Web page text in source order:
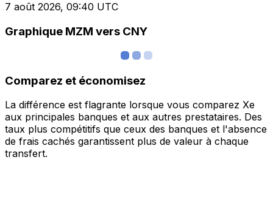
7 août 2026, 09:40 UTC
Graphique MZM vers CNY
Comparez et économisez
La différence est flagrante lorsque vous comparez Xe
aux principales banques et aux autres prestataires. Des
taux plus compétitifs que ceux des banques et l'absence
de frais cachés garantissent plus de valeur à chaque
transfert.